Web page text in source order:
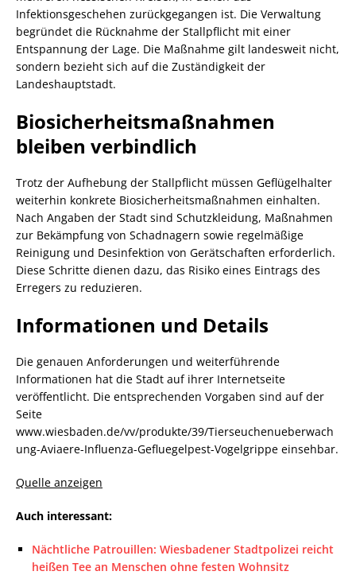
Infektionsgeschehen zurückgegangen ist. Die Verwaltung
begründet die Rücknahme der Stallpflicht mit einer
Entspannung der Lage. Die Maßnahme gilt landesweit nicht,
sondern bezieht sich auf die Zuständigkeit der
Landeshauptstadt.
Biosicherheitsmaßnahmen
bleiben verbindlich
Trotz der Aufhebung der Stallpflicht müssen Geflügelhalter
weiterhin konkrete Biosicherheitsmaßnahmen einhalten.
Nach Angaben der Stadt sind Schutzkleidung, Maßnahmen
zur Bekämpfung von Schadnagern sowie regelmäßige
Reinigung und Desinfektion von Gerätschaften erforderlich.
Diese Schritte dienen dazu, das Risiko eines Eintrags des
Erregers zu reduzieren.
Informationen und Details
Die genauen Anforderungen und weiterführende
Informationen hat die Stadt auf ihrer Internetseite
veröffentlicht. Die entsprechenden Vorgaben sind auf der
Seite
www.wiesbaden.de/vv/produkte/39/Tierseuchenueberwach
ung-Aviaere-Influenza-Gefluegelpest-Vogelgrippe einsehbar.
Quelle anzeigen
Auch interessant:
Nächtliche Patrouillen: Wiesbadener Stadtpolizei reicht
heißen Tee an Menschen ohne festen Wohnsitz